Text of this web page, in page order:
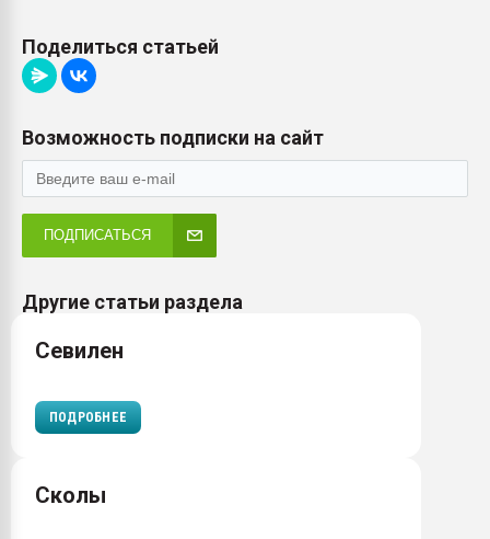
Поделиться статьей
Возможность подписки на сайт
ПОДПИСАТЬСЯ
Другие статьи раздела
Севилен
ПОДРОБНЕЕ
Сколы